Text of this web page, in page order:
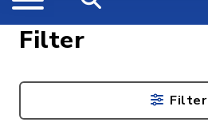
Filter
Filter